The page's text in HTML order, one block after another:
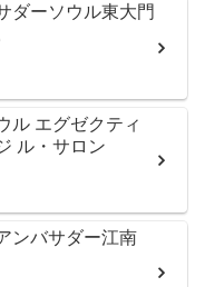
ダーソウル東大門
ル エグゼクティ
ル・サロン
ンバサダー江南